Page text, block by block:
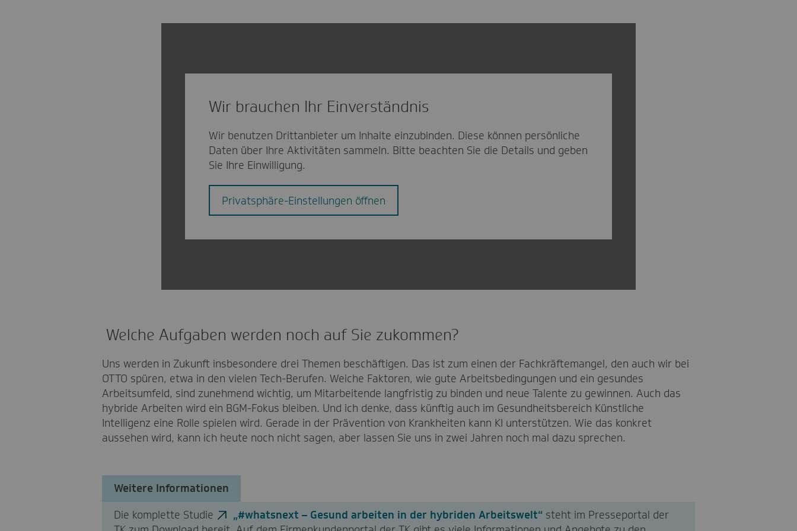
Wir brauchen Ihr Einverständnis
Wir benutzen Drittanbieter um Inhalte einzubinden. Diese können persönliche
Daten über Ihre Aktivitäten sammeln. Bitte beachten Sie die Details und geben
Sie Ihre Einwilligung.
Privatsphäre-Einstellungen öffnen
Welche Aufgaben werden noch auf Sie zukommen?
Uns werden in Zukunft insbesondere drei Themen beschäftigen. Das ist zum einen der Fachkräftemangel, den auch wir bei
OTTO spüren, etwa in den vielen Tech-Berufen. Weiche Faktoren, wie gute Arbeitsbedingungen und ein gesundes
Arbeitsumfeld, sind zunehmend wichtig, um Mitarbeitende langfristig zu binden und neue Talente zu gewinnen. Auch das
hybride Arbeiten wird ein BGM-Fokus bleiben. Und ich denke, dass künftig auch im Gesundheitsbereich Künstliche
Intelligenz eine Rolle spielen wird. Gerade in der Prävention von Krankheiten kann KI unterstützen. Wie das konkret
aussehen wird, kann ich heute noch nicht sagen, aber lassen Sie uns in zwei Jahren noch mal dazu sprechen.
Weitere Informationen
Die komplette Studie
„#whatsnext – Gesund arbeiten in der hybriden Arbeitswelt“ steht im Presseportal der